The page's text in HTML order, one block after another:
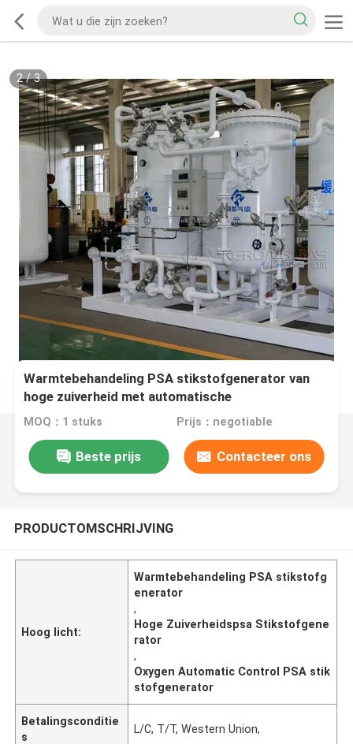
2/3
Warmtebehandeling PSA stikstofgenerator van
hoge zuiverheid met automatische
zuurstofregeling
MOQ：1 stuks Prijs：negotiable
Beste prijs Contacteer ons
PRODUCTOMSCHRIJVING
Hoog licht:
Warmtebehandeling PSA stikstofg
enerator
,
Hoge Zuiverheidspsa Stikstofgene
rator
,
Oxygen Automatic Control PSA stik
stofgenerator
Betalingsconditie
s
L/C, T/T, Western Union,